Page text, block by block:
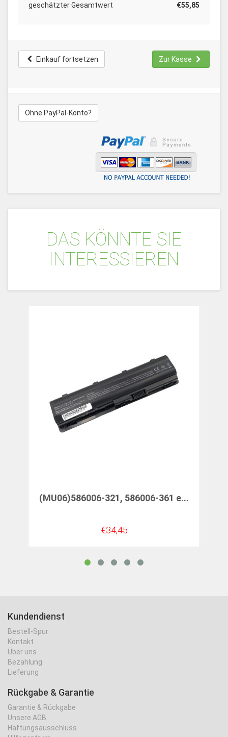
geschätzter Gesamtwert €55,85
Einkauf fortsetzen Zur Kasse
Ohne PayPal-Konto?
DAS KÖNNTE SIE
INTERESSIEREN
(MU06)586006-321, 586006-361 e...
€34,45
Kundendienst
Bestell-Spur
Kontakt
Über uns
Bezahlung
Lieferung
Rückgabe & Garantie
Garantie & Rückgabe
Unsere AGB
Haftungsausschluss